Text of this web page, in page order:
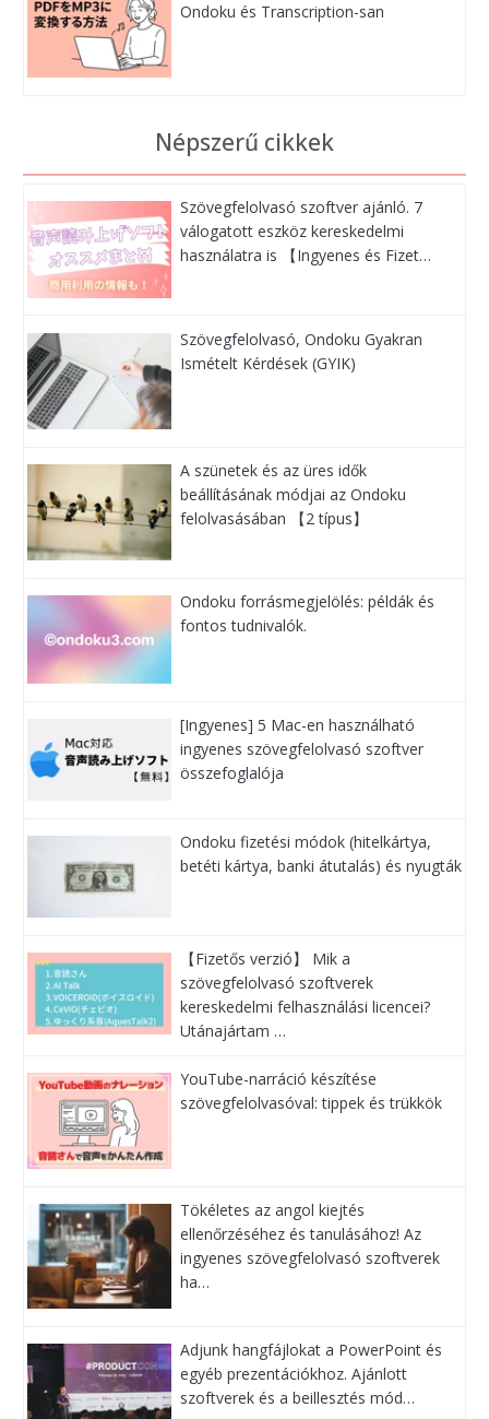
Ondoku és Transcription-san
Népszerű cikkek
Szövegfelolvasó szoftver ajánló. 7
válogatott eszköz kereskedelmi
használatra is 【Ingyenes és Fizet…
Szövegfelolvasó, Ondoku Gyakran
Ismételt Kérdések (GYIK)
A szünetek és az üres idők
beállításának módjai az Ondoku
felolvasásában 【2 típus】
Ondoku forrásmegjelölés: példák és
fontos tudnivalók.
[Ingyenes] 5 Mac-en használható
ingyenes szövegfelolvasó szoftver
összefoglalója
Ondoku fizetési módok (hitelkártya,
betéti kártya, banki átutalás) és nyugták
【Fizetős verzió】 Mik a
szövegfelolvasó szoftverek
kereskedelmi felhasználási licencei?
Utánajártam …
YouTube-narráció készítése
szövegfelolvasóval: tippek és trükkök
Tökéletes az angol kiejtés
ellenőrzéséhez és tanulásához! Az
ingyenes szövegfelolvasó szoftverek
ha…
Adjunk hangfájlokat a PowerPoint és
egyéb prezentációkhoz. Ajánlott
szoftverek és a beillesztés mód…